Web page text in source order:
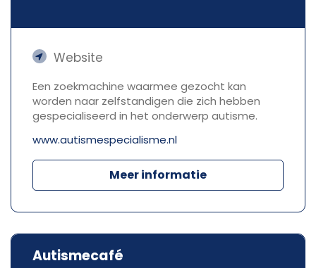
Website
Een zoekmachine waarmee gezocht kan
worden naar zelfstandigen die zich hebben
gespecialiseerd in het onderwerp autisme.
www.autismespecialisme.nl
Meer informatie
Autismecafé